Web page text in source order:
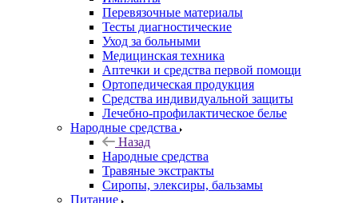
Перевязочные материалы
Тесты диагностические
Уход за больными
Медицинская техника
Аптечки и средства первой помощи
Ортопедическая продукция
Средства индивидуальной защиты
Лечебно-профилактическое белье
Народные средства
Назад
Народные средства
Травяные экстракты
Сиропы, элексиры, бальзамы
Питание